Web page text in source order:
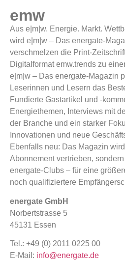
emw
Aus e|m|w. Energie. Markt.
wird e|m|w – Das energate-
verschmelzen die Print-
Digitalformat emw.trends zu
e|m|w – Das energate-Magazin
Leserinnen und Lesern das
Fundierte Gastartikel und -
Energiethemen, Interviews mit
der Branche und ein starker
Innovationen und neue
Ebenfalls neu: Das Magazin
Abonnement vertrieben,
energate-Clubs – für eine
noch qualifiziertere
energate GmbH
Norbertstrasse 5
45131 Essen
Tel.: +49 (0) 2011 0225 00
E-Mail: info@energate.de